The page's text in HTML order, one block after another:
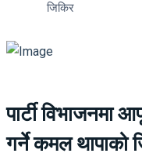
जिकिर
पार्टी विभाजनमा
गर्ने कमल थापाको